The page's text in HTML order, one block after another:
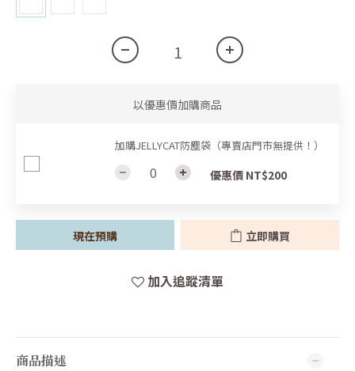
以優惠價加購商品
加購JELLYCAT防塵袋（專賣店門市無提供！）
優惠價 NT$200
現在預購 立即購買
加入追蹤清單
商品描述